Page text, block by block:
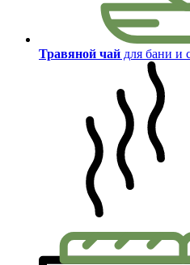
Травяной чай для бани и